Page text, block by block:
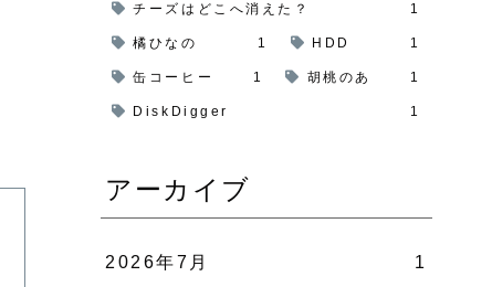
チーズはどこへ消えた？ 1
橘ひなの 1 HDD 1
缶コーヒー 1 胡桃のあ 1
DiskDigger 1
アーカイブ
2026年7月 1